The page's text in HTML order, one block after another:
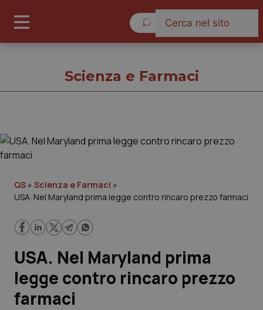
Governo e Parlamento
Regioni e Asl
Lavoro e Professioni
Scienza e Farmaci
Scienza e Farmaci
QS » Scienza e Farmaci »
USA. Nel Maryland prima legge contro rincaro prezzo farmaci
USA. Nel Maryland prima
legge contro rincaro prezzo
farmaci